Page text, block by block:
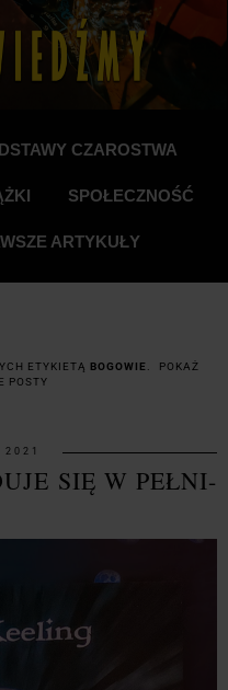
CZAROSTWA
SPOŁECZNOŚĆ
ARTYKUŁY
ETYKIETĄ BOGOWIE
POKAŻ
POSTY
SIĘ W PEŁNI-